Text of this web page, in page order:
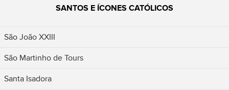
SANTOS E ÍCONES CATÓLICOS
São João XXIII
São Martinho de Tours
Santa Isadora